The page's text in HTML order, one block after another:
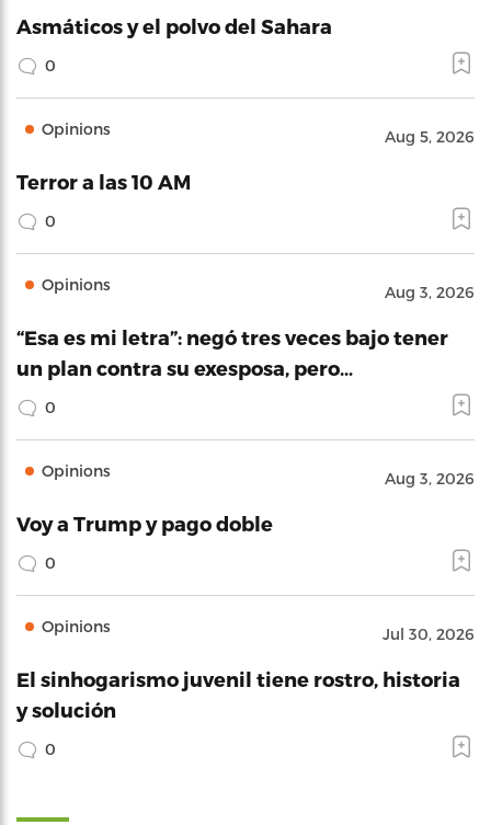
Asmáticos y el polvo del Sahara
0
Opinions Aug 5, 2026
Terror a las 10 AM
0
Opinions Aug 3, 2026
“Esa es mi letra”: negó tres veces bajo tener
un plan contra su exesposa, pero…
0
Opinions Aug 3, 2026
Voy a Trump y pago doble
0
Opinions Jul 30, 2026
El sinhogarismo juvenil tiene rostro, historia
y solución
0